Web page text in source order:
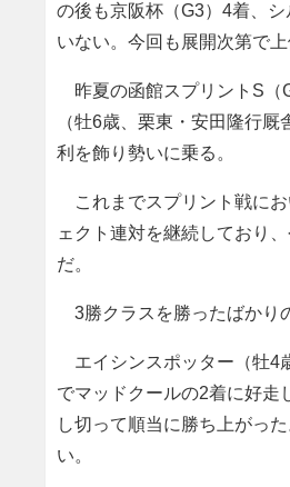
の後も京阪杯（G3）4着、
いない。今回も展開次第で
昨夏の函館スプリントS（
（牡6歳、栗東・安田隆行
利を飾り勢いに乗る。
これまでスプリント戦にお
ェクト連対を継続しており
だ。
3勝クラスを勝ったばかり
エイシンスポッター（牡4
でマッドクールの2着に好走
し切って順当に勝ち上がっ
い。